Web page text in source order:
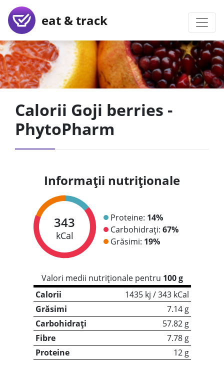
eat & track
Calorii Goji berries -
PhytoPharm
Informații nutriționale
343
kCal
Proteine: 14%
Carbohidrați: 67%
Grăsimi: 19%
Valori medii nutriționale pentru 100 g
Calorii
1435 kj / 343 kCal
Grăsimi
7.14 g
Carbohidrați
57.82 g
Fibre
7.78 g
Proteine
12 g